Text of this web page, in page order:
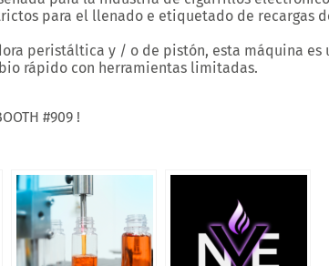
para el llenado e etiquetado de recargas
peristáltica y / o de pistón, esta máquina es
rápido con herramientas limitadas.
#909 !